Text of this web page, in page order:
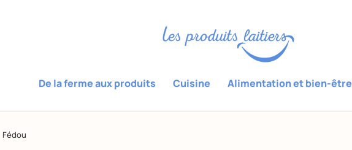
De la ferme aux produits Cuisine Alimentation et bien-être
Fédou